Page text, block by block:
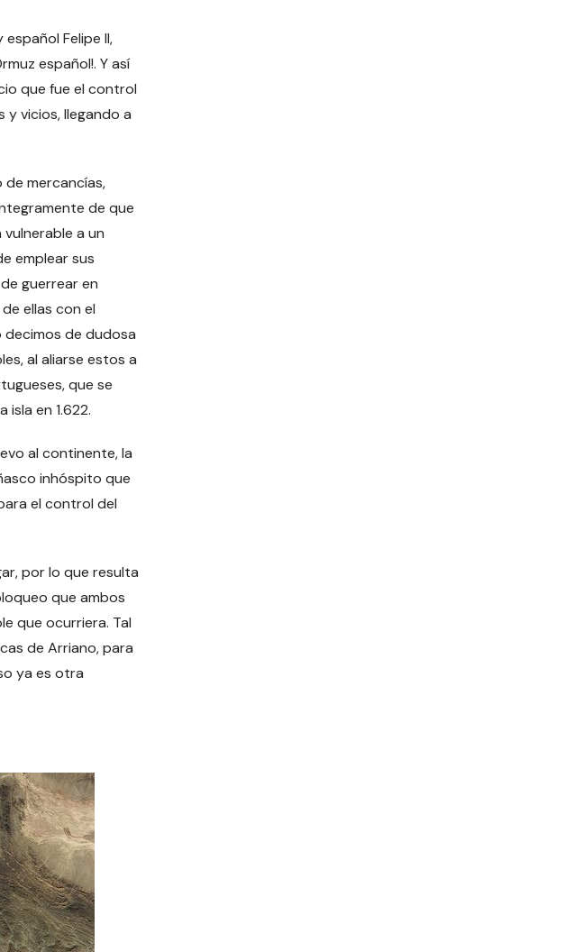
Felipe II,
español!. Y así
que fue el control
y vicios, llegando a
mercancías,
de que
a un
emplear sus
guerrear en
ellas con el
decimos de dudosa
al aliarse estos a
que se
en 1.622.
al continente, la
inhóspito que
el control del
por lo que resulta
que ambos
que ocurriera. Tal
de Arriano, para
ya es otra